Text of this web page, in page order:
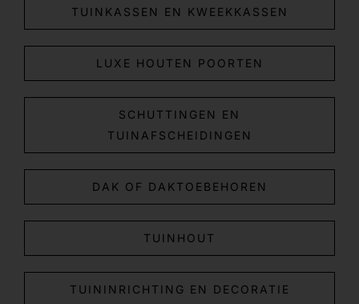
TUINKASSEN EN KWEEKKASSEN
LUXE HOUTEN POORTEN
SCHUTTINGEN EN
TUINAFSCHEIDINGEN
DAK OF DAKTOEBEHOREN
TUINHOUT
TUININRICHTING EN DECORATIE